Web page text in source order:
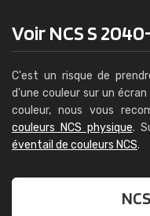
Voir NCS S
C'est un risque de
d'une couleur sur un
couleur, nous vous
couleurs NCS physique.
éventail de couleurs NCS.